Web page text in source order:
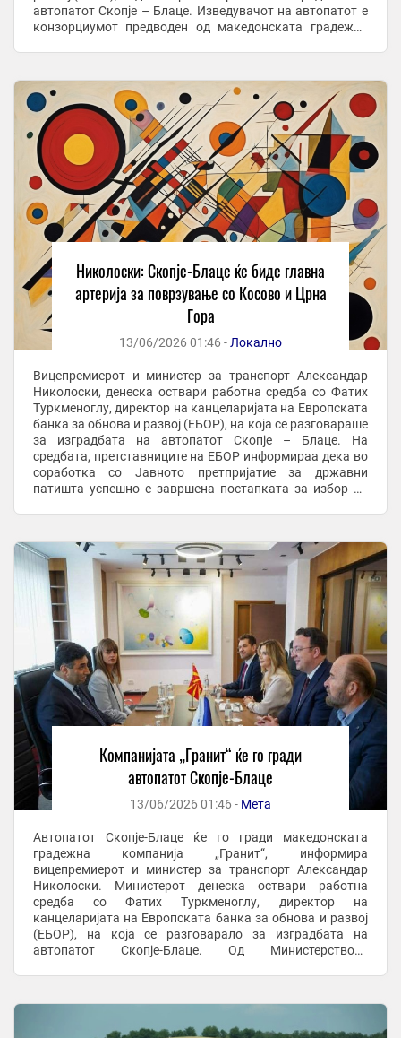
автопатот Скопје – Блаце. Изведувачот на автопатот е
конзорциумот предводен од македонската градежна
Николоски: Скопје-Блаце ќе биде главна
артерија за поврзување со Косово и Црна
Гора
13/06/2026 01:46 -Локално
Вицепремиерот и министер за транспорт Александар
Николоски, денеска оствари работна средба со Фатих
Туркменоглу, директор на канцеларијата на Европската
банка за обнова и развој (ЕБОР), на која се разговараше
за изградбата на автопатот Скопје – Блаце. На
средбата, претставниците на ЕБОР информираа дека во
соработка со Јавното претпријатие за државни
патишта успешно е завршена постапката за избор на
Компанијата „Гранит“ ќе го гради
автопатот Скопје-Блаце
13/06/2026 01:46 - Мета
Автопатот Скопје-Блаце ќе го гради македонската
градежна компанија „Гранит“, информира
вицепремиерот и министер за транспорт Александар
Николоски. Министерот денеска оствари работна
средба со Фатих Туркменоглу, директор на
канцеларијата на Европската банка за обнова и развој
(ЕБОР), на која се разговарало за изградбата на
автопатот Скопје-Блаце. Од Министерството